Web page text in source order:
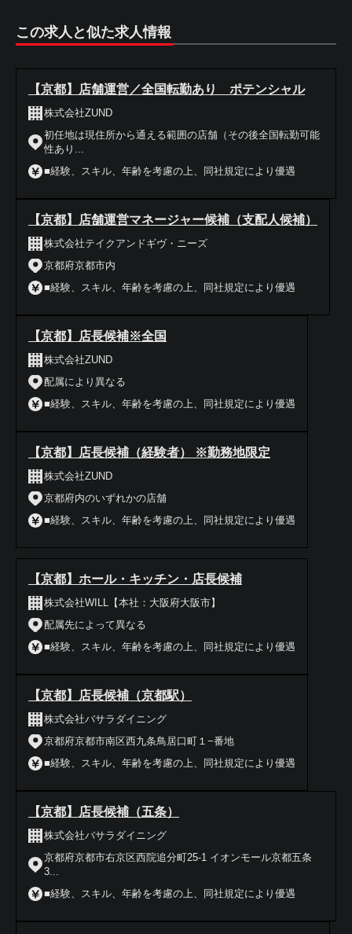
この求人と似た求人情報
【京都】店舗運営／全国転勤あり ポテンシャル
株式会社ZUND
初任地は現住所から通える範囲の店舗（その後全国転勤可能
性あり...
■経験、スキル、年齢を考慮の上、同社規定により優遇
【京都】店舗運営マネージャー候補（支配人候補）
株式会社テイクアンドギヴ・ニーズ
京都府京都市内
■経験、スキル、年齢を考慮の上、同社規定により優遇
【京都】店長候補※全国
株式会社ZUND
配属により異なる
■経験、スキル、年齢を考慮の上、同社規定により優遇
【京都】店長候補（経験者） ※勤務地限定
株式会社ZUND
京都府内のいずれかの店舗
■経験、スキル、年齢を考慮の上、同社規定により優遇
【京都】ホール・キッチン・店長候補
株式会社WILL【本社：大阪府大阪市】
配属先によって異なる
■経験、スキル、年齢を考慮の上、同社規定により優遇
【京都】店長候補（京都駅）
株式会社バサラダイニング
京都府京都市南区西九条鳥居口町１−番地
■経験、スキル、年齢を考慮の上、同社規定により優遇
【京都】店長候補（五条）
株式会社バサラダイニング
京都府京都市右京区西院追分町25-1 イオンモール京都五条
3...
■経験、スキル、年齢を考慮の上、同社規定により優遇